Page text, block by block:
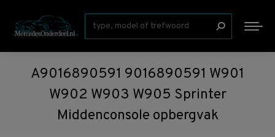
Zoeken:
A9016890591 9016890591 W901
W902 W903 W905 Sprinter
Middenconsole opbergvak